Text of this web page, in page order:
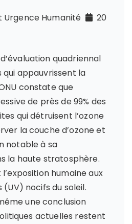
Urgence Humanité
20
quadriennal
qui appauvrissent la
constate que
de près de 99% des
qui détruisent l’ozone
la couche d’ozone et
notable à sa
la haute stratosphère.
humaine aux
nocifs du soleil.
une conclusion
actuelles restent